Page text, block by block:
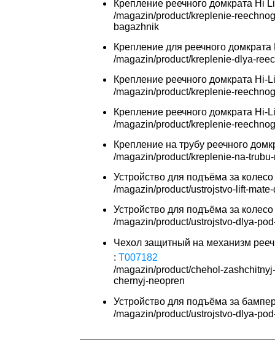
Крепление реечного домкрата Hi
Крепление для реечного
Крепление реечного домкрата Hi-
Крепление реечного домкрата Hi-
Крепление на трубу реечного
Устройство для подъёма за
Устройство для подъёма за
Чехол защитный на механизм
: T007182
Устройство для подъёма за